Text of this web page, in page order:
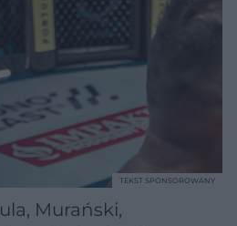
Murański,
TEKST SPONSOROWANY